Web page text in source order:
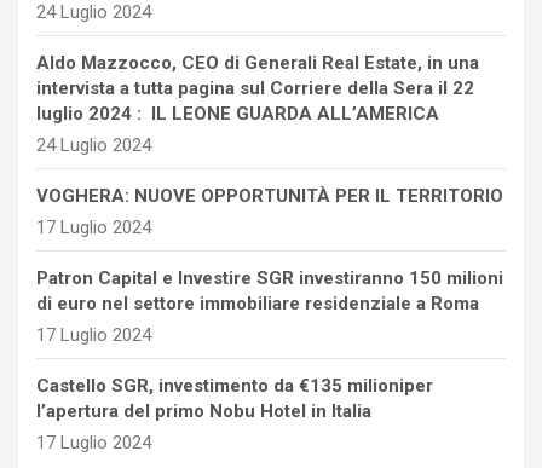
24 Luglio 2024
Aldo Mazzocco, CEO di Generali Real Estate, in una
intervista a tutta pagina sul Corriere della Sera il 22
luglio 2024 : IL LEONE GUARDA ALL’AMERICA
24 Luglio 2024
VOGHERA: NUOVE OPPORTUNITÀ PER IL TERRITORIO
17 Luglio 2024
Patron Capital e Investire SGR investiranno 150 milioni
di euro nel settore immobiliare residenziale a Roma
17 Luglio 2024
Castello SGR, investimento da €135 milioniper
l’apertura del primo Nobu Hotel in Italia
17 Luglio 2024